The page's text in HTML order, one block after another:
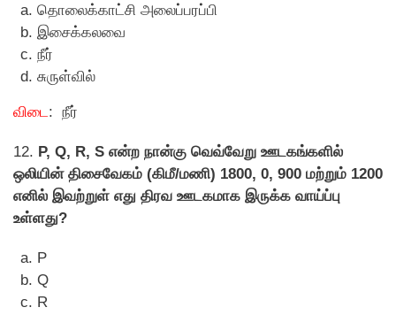
தொலைக்காட்சி அலைப்பரப்பி
இசைக்கலவை
நீர்
சுருள்வில்
விடை : நீர்
12. P, Q, R, S என்ற நான்கு வெவ்வேறு ஊடகங்களில்
ஒலியின் திசைவேகம் (கிமீ/மணி) 1800, 0, 900 மற்றும் 1200
எனில் இவற்றுள் எது திரவ ஊடகமாக இருக்க வாய்ப்பு
உள்ளது?
P
Q
R